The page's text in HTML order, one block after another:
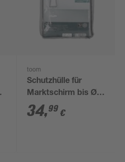
toom
Schutzhülle für
Marktschirm bis Ø
400 cm
34,99 €